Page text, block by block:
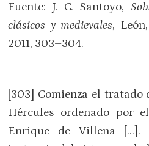
Fuente: J. C. Santoyo,
clásicos y medievales,
2011, 303–304.
[303] Comienza el tratado
Hércules ordenado por
Enrique de Villena […].